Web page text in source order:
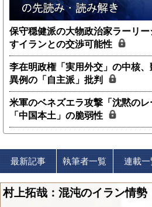
保守穏健派の大物政治家ラーリ
すイランとの交渉可能性
李在明政権「実用外交」の中核
異例の「自主派」批判
米軍のベネズエラ攻撃「沈黙の
「中国本土」の脆弱性
最新記事 執筆者一覧 連載一
村上拓哉：混沌のイラン情勢